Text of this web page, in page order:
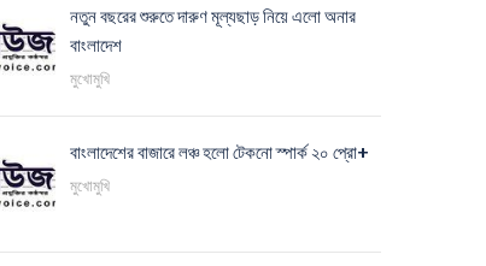
নতুন বছরের শুরুতে দারুণ মূল্যছাড় নিয়ে এলো অনার
বাংলাদেশ
মুখোমুখি
বাংলাদেশের বাজারে লঞ্চ হলো টেকনো স্পার্ক ২০ প্রো+
মুখোমুখি